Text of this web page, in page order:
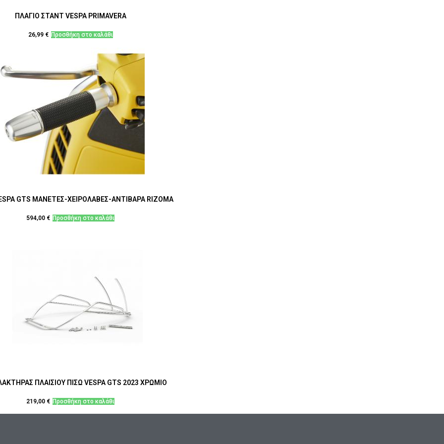
ΠΛΑΓΙΟ ΣΤΑΝΤ VESPA PRIMAVERA
26,99 € Προσθήκη στο καλάθι
GTS ΜΑΝΕΤΕΣ-ΧΕΙΡΟΛΑΒΕΣ-ΑΝΤΙΒΑΡΑ RIZOMA
594,00 € Προσθήκη στο καλάθι
ΠΛΑΙΣΙΟΥ ΠΙΣΩ VESPA GTS 2023 ΧΡΩΜΙΟ
219,00 € Προσθήκη στο καλάθι